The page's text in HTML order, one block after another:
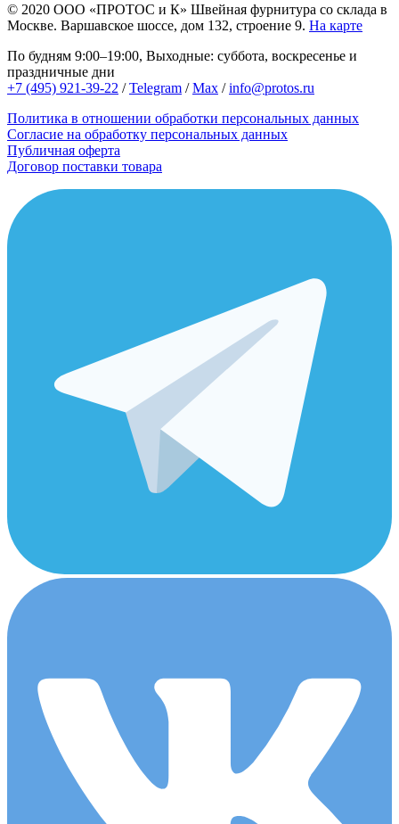
© 2020 ООО «ПРОТОС и К» Швейная фурнитура со склада в
Москве. Варшавское шоссе, дом 132, строение 9. На карте
По будням 9:00–19:00, Выходные: суббота, воскресенье и
праздничные дни
+7 (495) 921-39-22 /Telegram /Max /info@protos.ru
Политика в отношении обработки персональных данных
Согласие на обработку персональных данных
Публичная оферта
Договор поставки товара